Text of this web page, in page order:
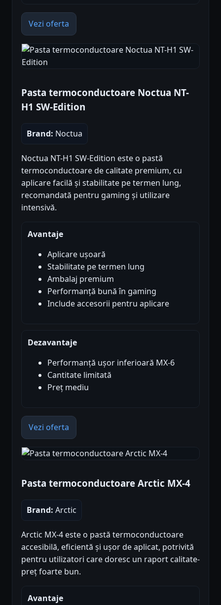
Vezi oferta
Pasta termoconductoare Noctua NT-
H1 SW-Edition
Brand: Noctua
Noctua NT-H1 SW-Edition este o pastă
termoconductoare de calitate premium, cu
aplicare facilă și stabilitate pe termen lung,
recomandată pentru gaming și utilizare
intensivă.
Avantaje
Aplicare ușoară
Stabilitate pe termen lung
Ambalaj premium
Performanță bună în gaming
Include accesorii pentru aplicare
Dezavantaje
Performanță ușor inferioară MX-6
Cantitate limitată
Preț mediu
Vezi oferta
Pasta termoconductoare Arctic MX-4
Brand: Arctic
Arctic MX-4 este o pastă termoconductoare
accesibilă, eficientă și ușor de aplicat, potrivită
pentru utilizatori care doresc un raport calitate-
preț foarte bun.
Avantaje